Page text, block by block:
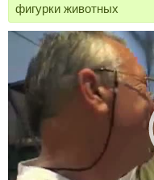
фигурки животных